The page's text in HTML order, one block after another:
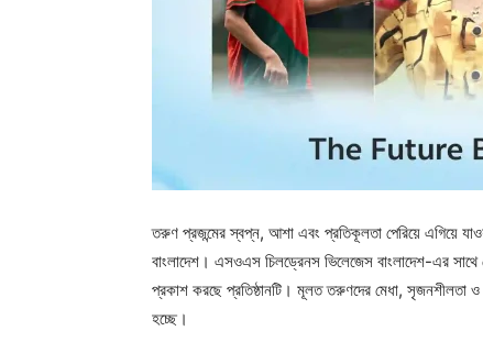
তরুণ প্রজন্মের স্বপ্ন, আশা এবং প্রতিকূলতা পেরিয়ে এগিয়ে
বাংলাদেশ। এসওএস চিলড্রেনস ভিলেজেস বাংলাদেশ-এর সাথে
প্রকাশ করছে প্রতিষ্ঠানটি। মূলত তরুণদের মেধা, সৃজনশীলতা
হচ্ছে।